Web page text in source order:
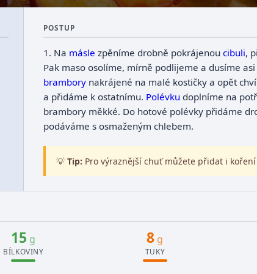
POSTUP
1. Na másle zpěníme drobně pokrájenou cibuli,
Pak maso osolíme, mírně podlijeme a dusíme
bramborynakrájené na malé kostičky a opět
a přidáme k ostatnímu. Polévku doplníme na
brambory měkké. Do hotové polévky přidáme
podáváme s osmaženým chlebem.
💡Tip: Pro výraznější chuť můžete přidat i
15 g
BÍLKOVINY
8 g
TUKY